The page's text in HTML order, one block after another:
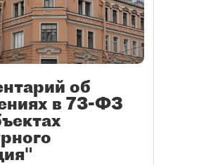
об
в 73-ФЗ